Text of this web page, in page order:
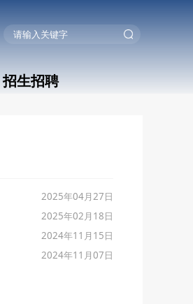
招生招聘
2025年04月27日
2025年02月18日
2024年11月15日
2024年11月07日